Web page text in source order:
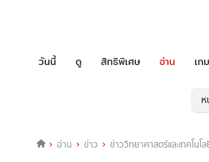
วันนี้ ดู สิทธิพิเศษ อ่าน เกม
ห
อ่าน ข่าว ข่าววิทยาศาสตร์และเทคโนโ